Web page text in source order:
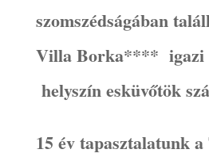
szomszédságában
Villa Borka**** igazi
helyszín esküvőtök
15 év tapasztalatunk a